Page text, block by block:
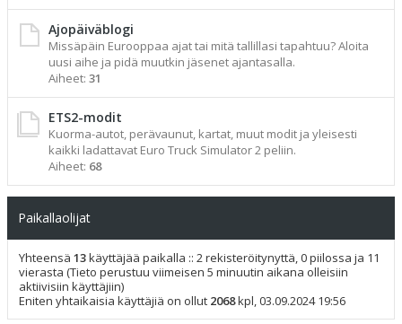
Ajopäiväblogi
Missäpäin Eurooppaa ajat tai mitä tallillasi tapahtuu? Aloita
uusi aihe ja pidä muutkin jäsenet ajantasalla.
Aiheet: 31
ETS2-modit
Kuorma-autot, perävaunut, kartat, muut modit ja yleisesti
kaikki ladattavat Euro Truck Simulator 2 peliin.
Aiheet: 68
Paikallaolijat
Yhteensä 13käyttäjää paikalla :: 2 rekisteröitynyttä, 0 piilossa ja 11
vierasta (Tieto perustuu viimeisen 5 minuutin aikana olleisiin
aktiivisiin käyttäjiin)
Eniten yhtaikaisia käyttäjiä on ollut 2068kpl, 03.09.2024 19:56